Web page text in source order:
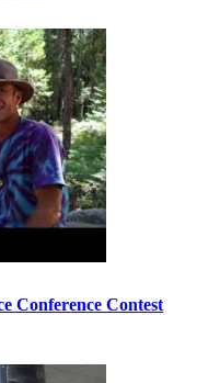
Conference Contest